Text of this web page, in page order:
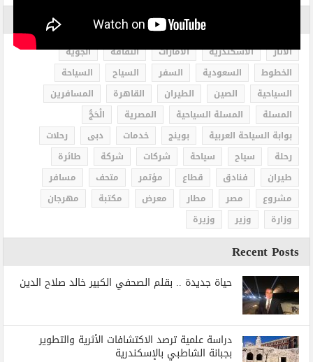
الاثار الاسكندرية الامارات الثقافة
الجوية
الخطوط
السعودية السفر السياح
السياحة
السياحية
الصين الطيران القاهرة
المسافرين
المسلة
المسلة السياحية المصرية
الْحَجُّ
بوابة السياحة العربية
بوينج خدمات دبى
رحلات
رحلة
سياح سياحة شركات شركة
طائرة
طيران
فنادق قطاع مؤتمر متحف
مسافر
مشروع
مصر مطار معرض مكتبة
مهرجان
وزارة
وزير وزيرة
Recent Posts
حياة جديدة .. بقلم الصحفي الكبير خالد صلاح الدين
دراسة علمية ترصد الاكتشافات الأثرية والتطوير
بجبانة الشاطبي بالإسكندرية